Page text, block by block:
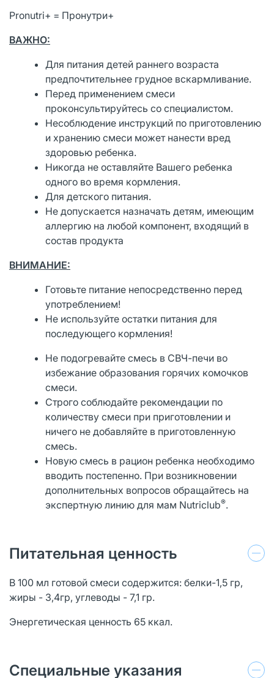
Pronutri+ = Пронутри+
ВАЖНО:
Для питания детей раннего возраста
предпочтительнее грудное вскармливание.
Перед применением смеси
проконсультируйтесь cо специалистом.
Несоблюдение инструкций по приготовлению
и хранению смеси может нанести вред
здоровью ребенка.
Никогда не оставляйте Вашего ребенка
одного во время кормления.
Для детского питания.
Не допускается назначать детям, имеющим
аллергию на любой компонент, входящий в
состав продукта
ВНИМАНИЕ:
Готовьте питание непосредственно перед
употреблением!
Не используйте остатки питания для
последующего кормления!
Не подогревайте смесь в СВЧ-печи во
избежание образования горячих комочков
смеси.
Строго соблюдайте рекомендации по
количеству смеси при приготовлении и
ничего не добавляйте в приготовленную
смесь.
Новую смесь в рацион ребенка необходимо
вводить постепенно. При возникновении
дополнительных вопросов обращайтесь на
экспертную линию для мам Nutriclub®.
Питательная ценность
В 100 мл готовой смеси содержится: белки-1,5 гр,
жиры - 3,4гр, углеводы - 7,1 гр.
Энергетическая ценность 65 ккал.
Специальные указания